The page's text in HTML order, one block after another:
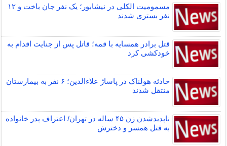
مسمومیت الکلی در نیشابور؛ یک نفر جان باخت و ۱۲
نفر بستری شدند
قتل برادر همسایه با قمه؛ قاتل پس از جنایت اقدام به
خودکشی کرد
حادثه هولناک در پاساژ علاءالدین؛ ۶ نفر به بیمارستان
منتقل شدند
ناپدیدشدن زن ۴۵ ساله در تهران/ اعتراف پدر خانواده
به قتل همسر و دخترش